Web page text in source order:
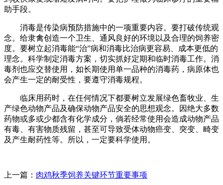
助手段。
消毒是传染病预防措施中的一项重要内容。要打破传统观
念。给隶禽创造一个卫生、通风良好的环境以及合理的饲养密
度。要树立起消毒能“治”病和消毒比治病更容易、成本更低的
理念。科学制定消毒方案，切实抓好定期和临时消毒工作。消
毒剂也应交替使用，如长期使用单一品种的消毒药，病原体也
会产生一定的耐受性，要遵守消毒规程。
临床用药时，在任何情况下都要树立发展绿色畜牧业、生
产绿色动物产品及确保动物产品安全的思想观念。因绝大多数
药物或多或少都含有化学成分，倘若经常使用会造成动物产品
有毒、有害物质残留，甚至可导致受体动物癌变、突变、畸变
及产生耐药性等。所以，一定要科学使用。
上一篇： 肉鸡秋季饲养关键环节重要事项